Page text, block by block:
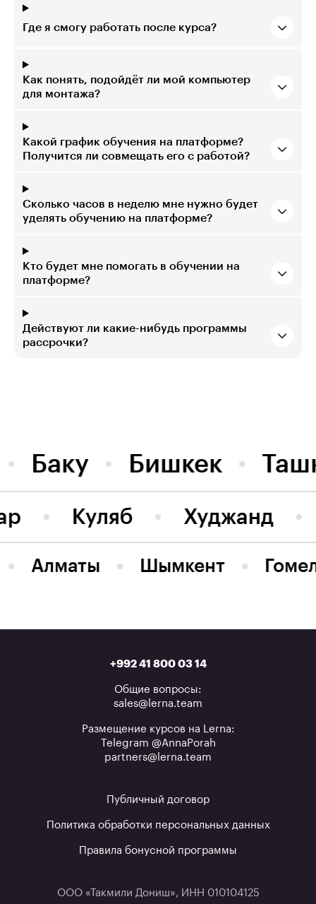
Где я смогу работать после курса?
Как понять, подойдёт ли мой компьютер
для монтажа?
Какой график обучения на платформе?
Получится ли совмещать его с работой?
Сколько часов в неделю мне нужно будет
уделять обучению на платформе?
Кто будет мне помогать в обучении на
платформе?
Действуют ли какие-нибудь программы
рассрочки?
Баку Бишкек
Худжанд
Куляб
Алматы Шымкент
+992 41 800 03 14
Общие вопросы:
sales@lerna.team
Размещение курсов на Lerna:
Telegram @AnnaPorah
partners@lerna.team
Публичный договор
Политика обработки персональных данных
Правила бонусной программы
ООО «Такмили Дониш», ИНН 010104125